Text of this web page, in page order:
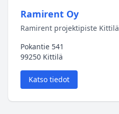
Ramirent Oy
Ramirent projektipiste Kittilä
Pokantie 541
99250 Kittilä
Katso tiedot